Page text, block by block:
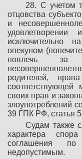
28. С учетом
отцовства
и
исключительно
опекуном
повлечь за
родителей,
своих прав и
злоупотреблений
39 ГПК РФ, статья
Судам также
характера
соглашения
недопустимым.